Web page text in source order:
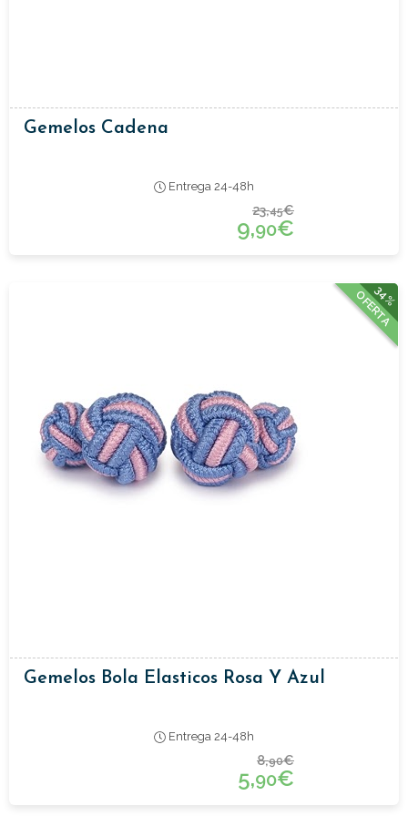
Gemelos Cadena
Entrega 24-48h
23,45€
9,90€
34%
OFERTA
Gemelos Bola Elasticos Rosa Y Azul
Entrega 24-48h
8,90€
5,90€